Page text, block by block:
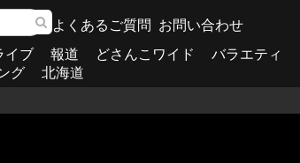
よくあるご質問 お問い合わせ
イブ 報道 どさんこワイド バラエティ
グ 北海道